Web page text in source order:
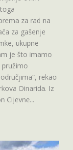
za rad na
za gašenje
ukupne
je što imamo
pružimo
rekao
Dinarida. Iz
Cijevne...